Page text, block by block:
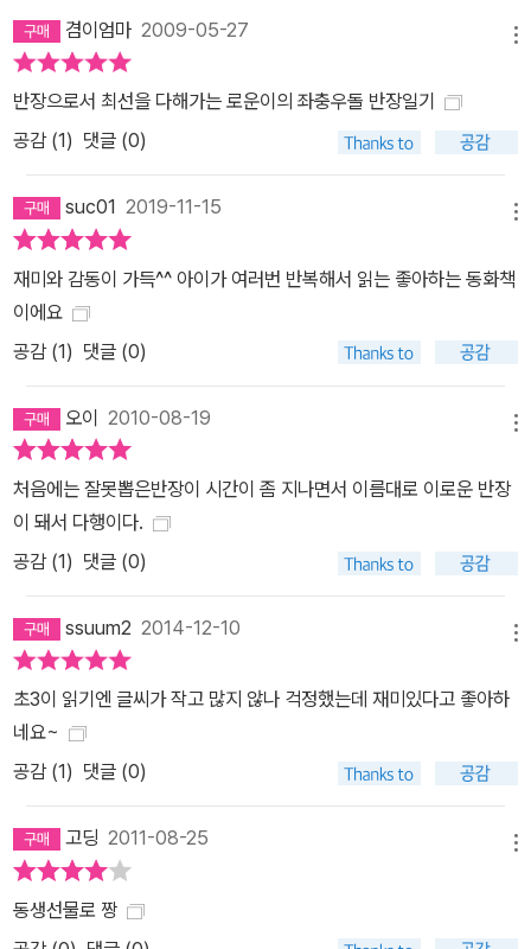
겸이엄마 2009-05-27
반장으로서 최선을 다해가는 로운이의 좌충우돌 반장일기
공감 (1) 댓글 (0)
suc01 2019-11-15
재미와 감동이 가득^^ 아이가 여러번 반복해서 읽는 좋아하는 동화책
이에요
공감 (1) 댓글 (0)
오이 2010-08-19
처음에는 잘못뽑은반장이 시간이 좀 지나면서 이름대로 이로운 반장
이 돼서 다행이다.
공감 (1) 댓글 (0)
ssuum2 2014-12-10
초3이 읽기엔 글씨가 작고 많지 않나 걱정했는데 재미있다고 좋아하
네요~
공감 (1) 댓글 (0)
고딩 2011-08-25
동생선물로 짱